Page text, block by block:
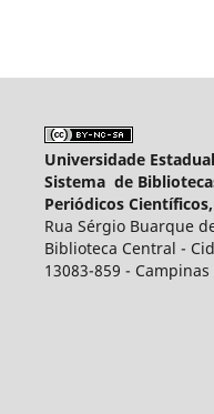
Universidade
Sistema de
Periódicos
Rua Sérgio Buarque
Biblioteca Central -
13083-859 - Campinas